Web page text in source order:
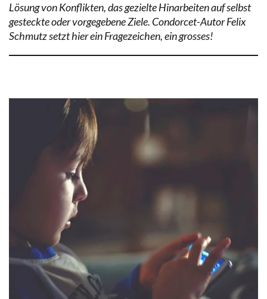
Lösung von Konflikten, das gezielte Hinarbeiten auf selbst
gesteckte oder vorgegebene Ziele. Condorcet-Autor Felix
Schmutz setzt hier ein Fragezeichen, ein grosses!